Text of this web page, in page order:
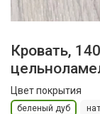
Кровать,
Цвет покрытия
беленый дуб